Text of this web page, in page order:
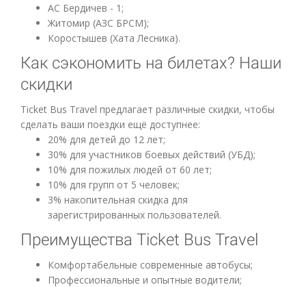
АС Бердичев - 1;
Житомир (АЗС БРСМ);
Коростышев (Хата Лесника).
Как сэкономить на билетах? Наши
скидки
Ticket Bus Travel предлагает различные скидки, чтобы
сделать ваши поездки ещё доступнее:
20% для детей до 12 лет;
30% для участников боевых действий (УБД);
10% для пожилых людей от 60 лет;
10% для групп от 5 человек;
3% накопительная скидка для
зарегистрированных пользователей.
Преимущества Ticket Bus Travel
Комфортабельные современные автобусы;
Профессиональные и опытные водители;